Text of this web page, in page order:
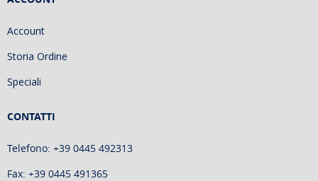
Account
Storia Ordine
Speciali
CONTATTI
Telefono: +39 0445 492313
Fax: +39 0445 491365